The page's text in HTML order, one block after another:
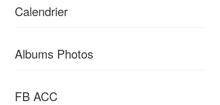
Calendrier
Albums Photos
FB ACC